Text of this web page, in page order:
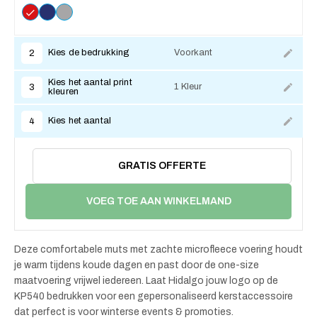
2 Kies de bedrukking Voorkant
3
Kies het aantal print
kleuren
1 Kleur
4 Kies het aantal
GRATIS OFFERTE
VOEG TOE AAN WINKELMAND
Deze comfortabele muts met zachte microfleece voering houdt
je warm tijdens koude dagen en past door de one-size
maatvoering vrijwel iedereen. Laat Hidalgo jouw logo op de
KP540 bedrukken voor een gepersonaliseerd kerstaccessoire
dat perfect is voor winterse events & promoties.